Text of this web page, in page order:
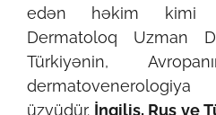
edən həkim kimi
Dermatoloq Uzman
Türkiyənin,
üzvüdür. İngilis, Rus ve